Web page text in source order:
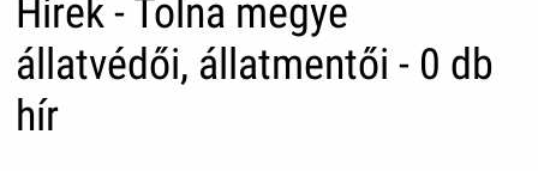
Hírek - Tolna megye
állatvédői, állatmentői - 0 db
hír